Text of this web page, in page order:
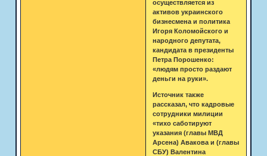
осуществляется из
активов украинского
бизнесмена и политика
Игоря Коломойского и
народного депутата,
кандидата в президенты
Петра Порошенко:
«людям просто раздают
деньги на руки».
Источник также
рассказал, что кадровые
сотрудники милиции
«тихо саботируют
указания (главы МВД
Арсена) Авакова и (главы
СБУ) Валентина